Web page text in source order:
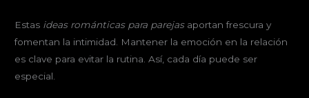
Estas ideas románticas para parejasaportan frescura y
fomentan la intimidad. Mantener la emoción en la relación
es clave para evitar la rutina. Así, cada día puede ser
especial.